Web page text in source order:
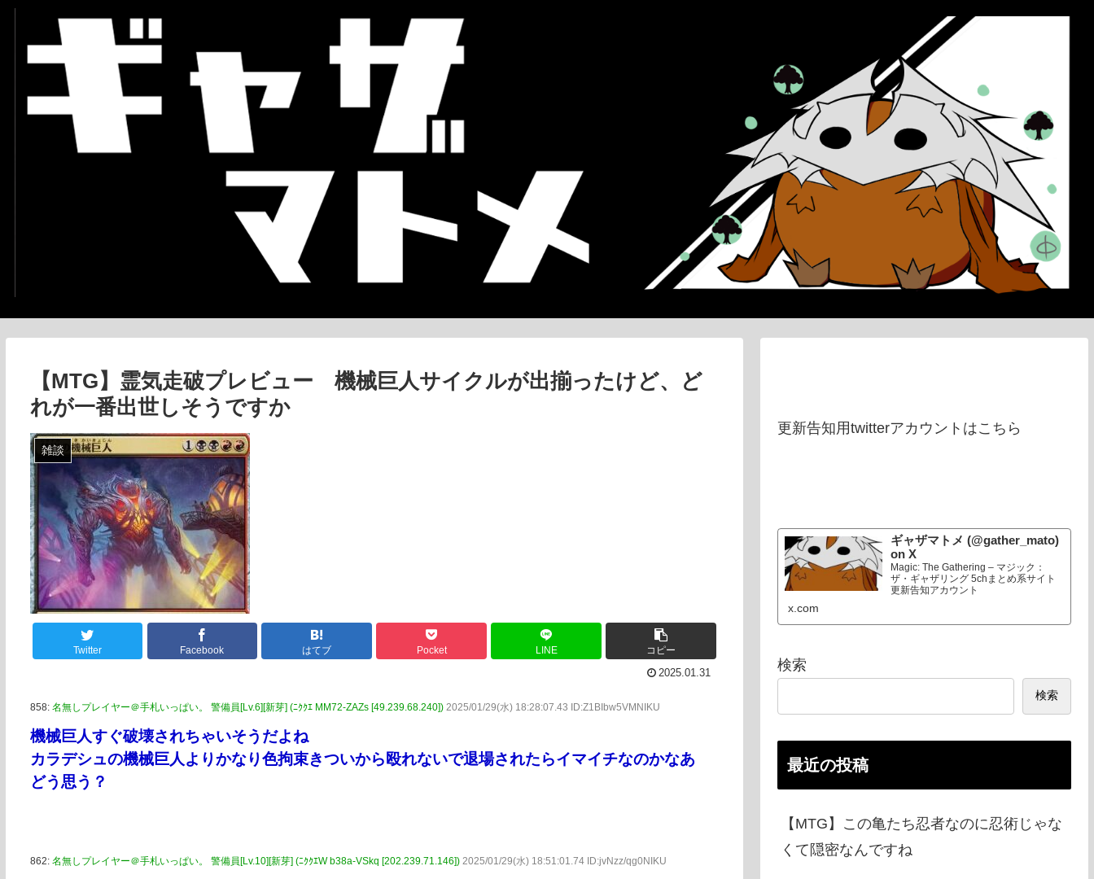
【MTG】霊気走破プレビュー 機械巨人サイクルが出揃ったけど、ど
れが一番出世しそうですか
雑談
Twitter Facebook はてブ Pocket LINE コピー
2025.01.31
858: 名無しプレイヤー＠手札いっぱい。 警備員[Lv.6][新芽] (ﾆｸｸｴ MM72-ZAZs [49.239.68.240]) 2025/01/29(水) 18:28:07.43 ID:Z1BIbw5VMNIKU
機械巨人すぐ破壊されちゃいそうだよね
カラデシュの機械巨人よりかなり色拘束きついから殴れないで退場されたらイマイチなのかなあ
どう思う？
862: 名無しプレイヤー＠手札いっぱい。 警備員[Lv.10][新芽] (ﾆｸｸｴW b38a-VSkq [202.239.71.146]) 2025/01/29(水) 18:51:01.74 ID:jvNzz/qg0NIKU
更新告知用twitterアカウントはこちら
ギャザマトメ (@gather_mato)
on X
Magic: The Gathering – マジック：
ザ・ギャザリング 5chまとめ系サイト
更新告知アカウント
x.com
検索
検索
最近の投稿
【MTG】この亀たち忍者なのに忍術じゃな
くて隠密なんですね